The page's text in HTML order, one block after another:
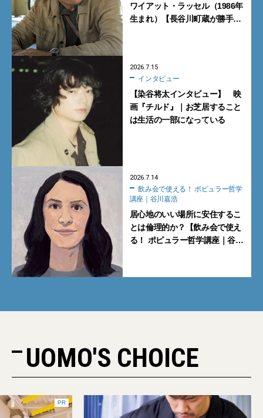
ワイアット・ラッセル（1986年
生まれ）【長谷川町蔵が勝手に
2026.7.15
インタビュー
【染谷将太インタビュー】 映
画『チルド』｜お芝居すること
は生活の一部になっている
2026.7.14
飲み会で使える！ ポピュラー哲学
講座｜谷川嘉浩
居心地のいい場所に安住するこ
とは倫理的か？【飲み会で使え
る！ ポピュラー哲学講座｜谷川
UOMO'S CHOICE
PR